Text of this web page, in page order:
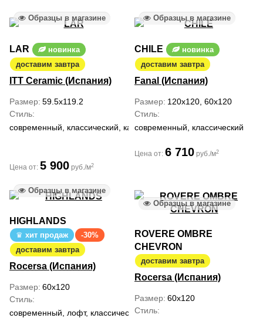
Образцы в магазине
LAR
новинка
доставим завтра
ITT Ceramic (Испания)
Размер 59.5x119.2
Стиль
современный, классический, кантри, ар деко
Цена от: 5 900 руб./м2
Образцы в магазине
CHILE
новинка
доставим завтра
Fanal (Испания)
Размер 120x120, 60x120
Стиль
современный, классический
Цена от: 6 710 руб./м2
Образцы в магазине
HIGHLANDS
хит продаж
-30%
доставим завтра
Rocersa (Испания)
Размер 60x120
Стиль
современный, лофт, классический
Образцы в магазине
ROVERE OMBRE
CHEVRON
доставим завтра
Rocersa (Испания)
Размер 60x120
Стиль